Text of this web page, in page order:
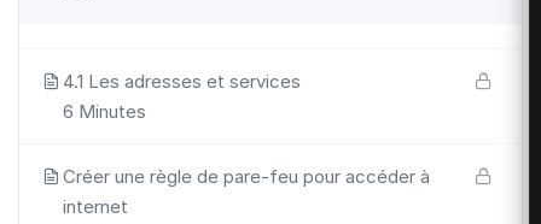
4.1 Les adresses et services
6 Minutes
Créer une règle de pare-feu pour accéder à
internet